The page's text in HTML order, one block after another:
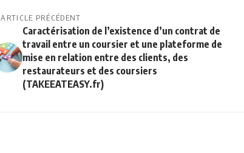
ARTICLE PRÉCÉDENT
Caractérisation de l’existence d’un contrat de
travail entre un coursier et une plateforme de
mise en relation entre des clients, des
restaurateurs et des coursiers
(TAKEEATEASY.fr)